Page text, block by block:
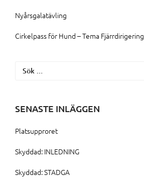
Nyårsgalatävling
Cirkelpass för Hund – Tema Fjärrdirigering
Sök
SENASTE INLÄGGEN
Platsupproret
Skyddad: INLEDNING
Skyddad: STADGA